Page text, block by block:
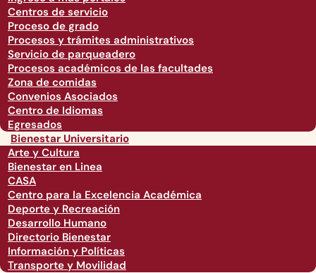
Centros de servicio
Proceso de grado
Procesos y trámites administrativos
Servicio de parqueadero
Procesos académicos de las facultades
Zona de comidas
Convenios Asociados
Centro de Idiomas
Egresados
Bienestar Universitario
Arte y Cultura
Bienestar en Linea
CASA
Centro para la Excelencia Académica
Deporte y Recreación
Desarrollo Humano
Directorio Bienestar
Información y Políticas
Transporte y Movilidad